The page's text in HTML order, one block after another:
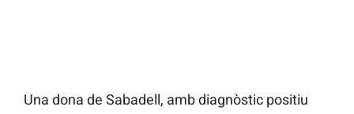
Una dona de Sabadell, amb diagnòstic positiu